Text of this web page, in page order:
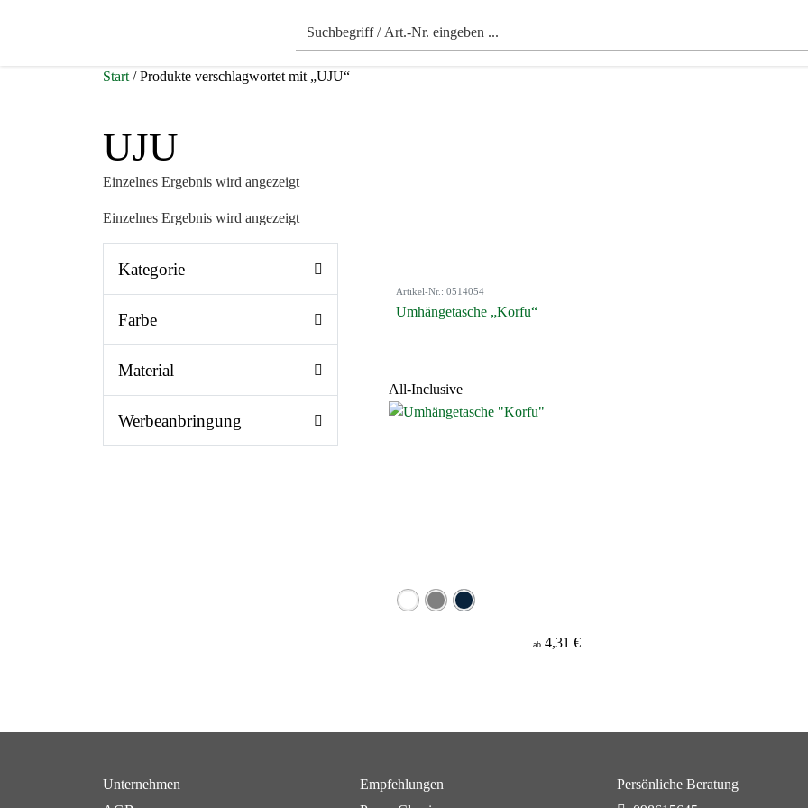
Start / Produkte verschlagwortet mit „UJU“
UJU
Einzelnes Ergebnis wird angezeigt
Einzelnes Ergebnis wird angezeigt
Kategorie
Farbe
Material
Werbeanbringung
Artikel-Nr.: 0514054
Umhängetasche „Korfu“
All-Inclusive
ab 4,31 €
Unternehmen
Empfehlungen
Persönliche Beratung